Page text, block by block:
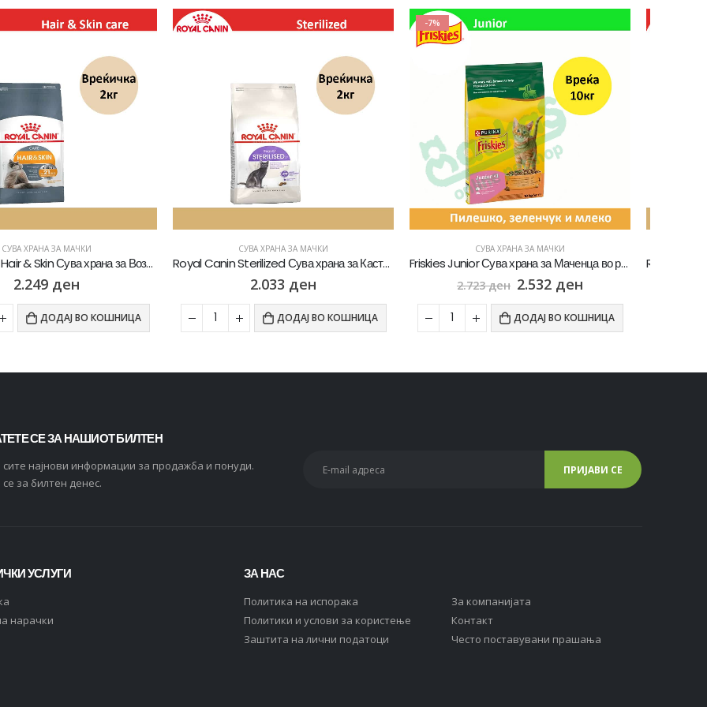
СУВА ХРАНА ЗА МАЧКИ
2.033ден
ДОДАЈ ВО КОШНИЦА
-7%
СУВА ХРАНА ЗА МАЧКИ
2.723ден 2.532
ДОДАЈ ВО КОШНИЦА
СУВА ХРАНА ЗА МАЧКИ
2.233ден
ДОДАЈ ВО КОШНИЦА
СЕ ЗА НАШИОТ БИЛТЕН
сите најнови информации за продажба и понуди.
за билтен денес.
УСЛУГИ
нарачки
ЗА НАС
Политика на испорака
Политики и услови за користење
Заштита на лични податоци
За компанијата
Контакт
Често поставувани прашања